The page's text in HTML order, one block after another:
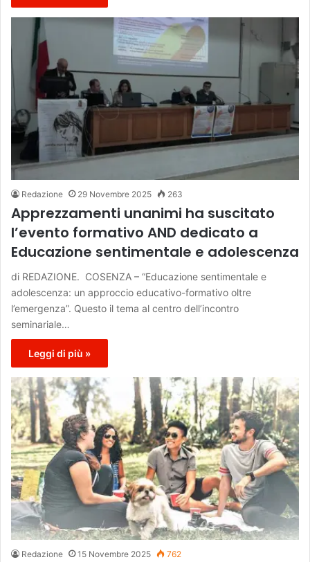
Redazione 29 Novembre 2025 263
Apprezzamenti unanimi ha suscitato
l’evento formativo AND dedicato a
Educazione sentimentale e adolescenza
di REDAZIONE. COSENZA – “Educazione sentimentale e
adolescenza: un approccio educativo-formativo oltre
l’emergenza”. Questo il tema al centro dell’incontro
seminariale…
Leggi di più »
Redazione 15 Novembre 2025 762